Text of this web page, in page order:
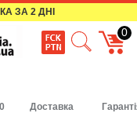
ЗА 2 ДНІ
0
Доставка